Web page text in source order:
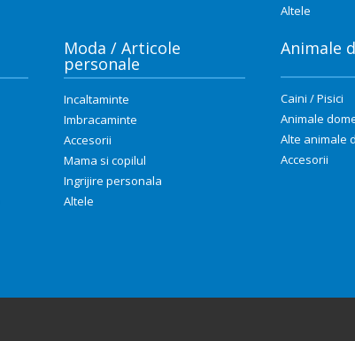
Altele
Moda / Articole
personale
Incaltaminte
Imbracaminte
Accesorii
Mama si copilul
Ingrijire personala
Altele
Animale
Caini / Pisici
Animale
Alte animale
Accesorii